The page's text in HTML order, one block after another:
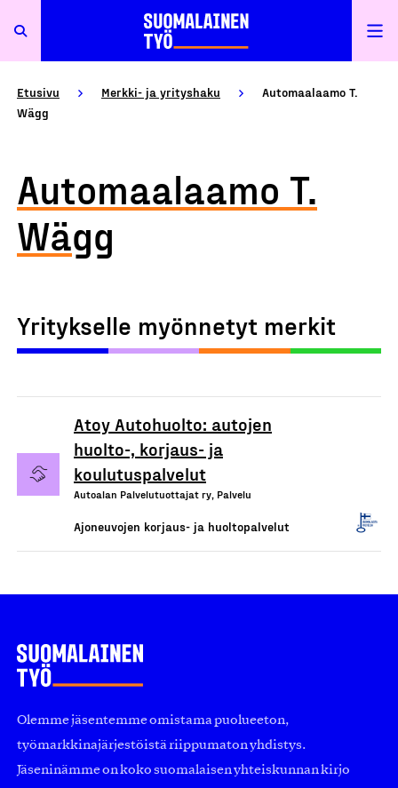
Etusivu Merkki- ja yrityshaku
Automaalaamo T.
Wägg
Automaalaamo T.
Wägg
Yritykselle myönnetyt merkit
Atoy Autohuolto: autojen
huolto-, korjaus- ja
koulutuspalvelut
Autoalan Palvelutuottajat ry, Palvelu
Ajoneuvojen korjaus- ja huoltopalvelut
Olemme jäsentemme omistama puolueeton,
työmarkkinajärjestöistä riippumaton yhdistys.
Jäseninämme on koko suomalaisen yhteiskunnan kirjo